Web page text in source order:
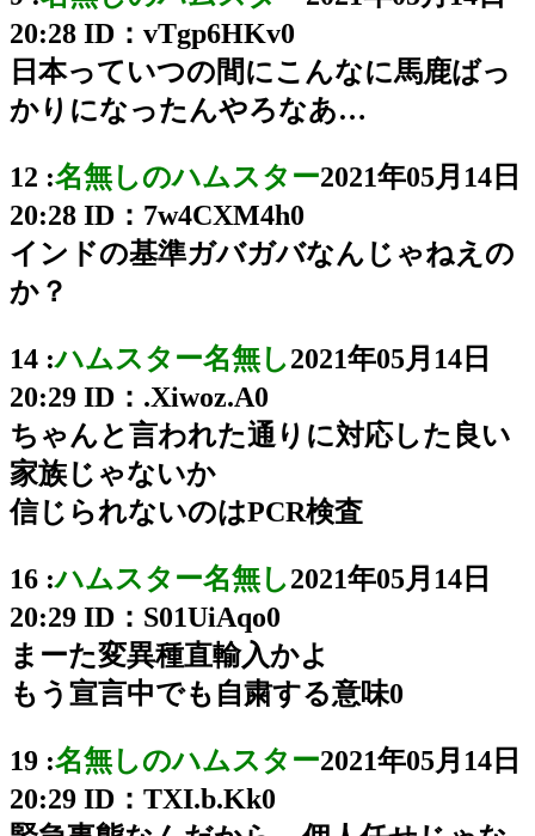
20:28 ID：vTgp6HKv0
日本っていつの間にこんなに馬鹿ばっ
かりになったんやろなあ…
12 :名無しのハムスター2021年05月14日
20:28 ID：7w4CXM4h0
インドの基準ガバガバなんじゃねえの
か？
14 :ハムスター名無し2021年05月14日
20:29 ID：.Xiwoz.A0
ちゃんと言われた通りに対応した良い
家族じゃないか
信じられないのはPCR検査
16 :ハムスター名無し2021年05月14日
20:29 ID：S01UiAqo0
まーた変異種直輸入かよ
もう宣言中でも自粛する意味0
19 :名無しのハムスター2021年05月14日
20:29 ID：TXI.b.Kk0